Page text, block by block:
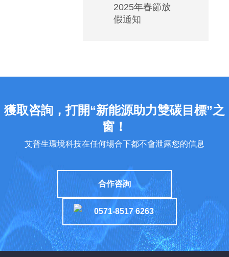
何
裝
能
現
能
效
運
行
酒
窖
2025年春節放
假通知
獲取咨詢，打開“新能源助力雙碳目標”之
窗！
艾普生環境科技在任何場合下都不會泄露您的信息
合作咨詢
0571-8517 6263